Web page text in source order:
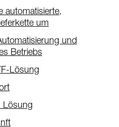
automatisierte,
um
und
Betriebs
Lösung
Lösung